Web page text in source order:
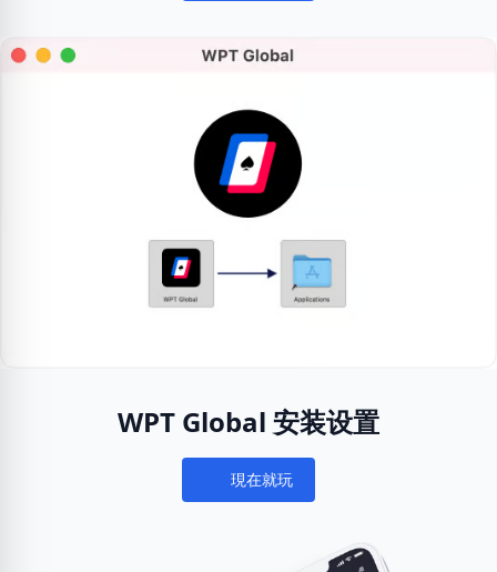
WPT Global 安装设置
Notifications
現在就玩